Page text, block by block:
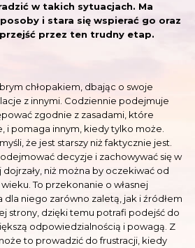
w takich sytuacjach. Ma
i stara się wspierać go oraz
przez ten trudny etap.
chłopakiem, dbając o swoje
z innymi. Codziennie podejmuje
zgodnie z zasadami, które
i pomaga innym, kiedy tylko może.
że jest starszy niż faktycznie jest.
decyzje i zachowywać się w
niż można by oczekiwać od
To przekonanie o własnej
dla niego zarówno zaletą, jak i źródłem
strony, dzięki temu potrafi podejść do
odpowiedzialnością i powagą. Z
to prowadzić do frustracji, kiedy